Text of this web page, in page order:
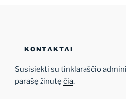
KONTAKTAI
Susisiekti su tinklaraščio
parašę žinutę čia.